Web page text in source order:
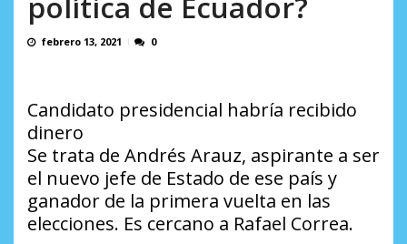
febrero 13, 2021 0
Candidato presidencial habría recibido
dinero
Se trata de Andrés Arauz, aspirante a ser
el nuevo jefe de Estado de ese país y
ganador de la primera vuelta en las
elecciones. Es cercano a Rafael Correa.